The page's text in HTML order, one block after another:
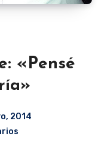
«Pensé
2014